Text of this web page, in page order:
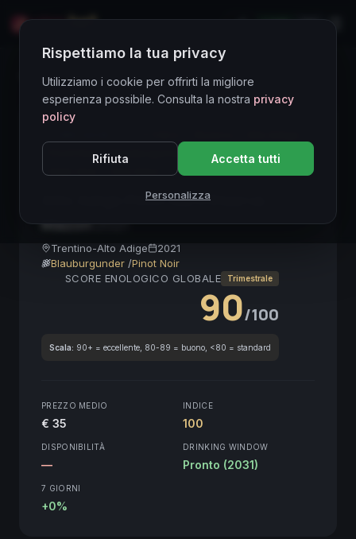
LIVE
Directory Vini
Pinot Noir
Blauburgunder
Vino da Investimento
Truffle Pairing
Alto Adige Pinot Nero Riserva
2021
Trentino-Alto Adige
2021
Blauburgunder /Pinot Noir
SCORE ENOLOGICO GLOBALE
Trimestrale
90/100
Scala: 90+ = eccellente, 80-89 = buono, <80 = standard
PREZZO MEDIO
€ 35
INDICE
100
DISPONIBILITÀ
—
DRINKING WINDOW
Pronto (2031)
7 GIORNI
+0%
Rispettiamo la tua privacy
Utilizziamo i cookie per offrirti la migliore
esperienza possibile. Consulta la nostra privacy
policy
Rifiuta Accetta tutti
Personalizza